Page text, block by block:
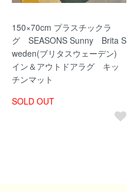
150×70cm プラスチックラ
グ SEASONS Sunny Brita S
weden(ブリタスウェーデン)
イン＆アウトドアラグ キッ
チンマット
SOLD OUT